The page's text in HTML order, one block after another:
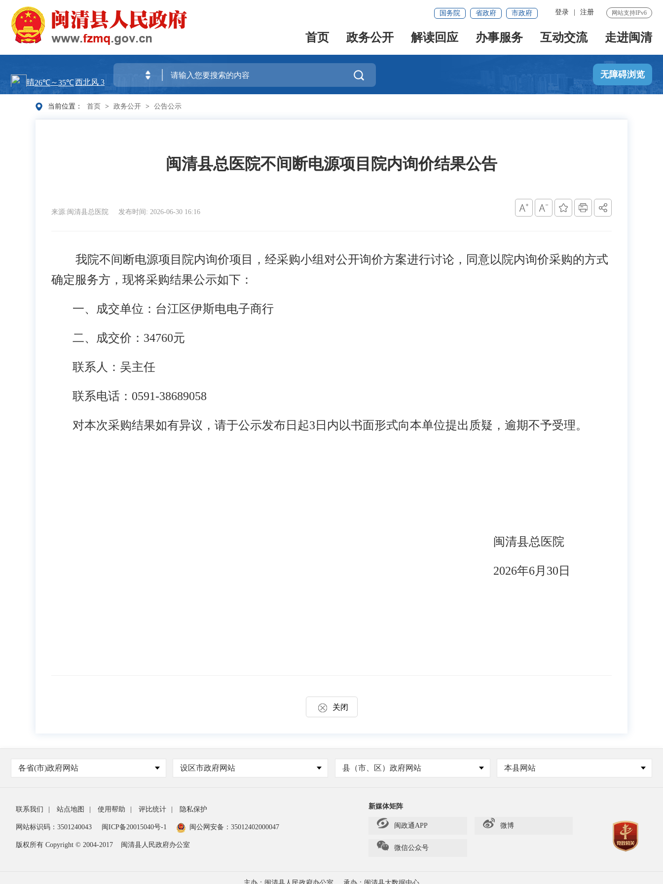
网站支持IPv6
登录 注册
国务院 省政府 市政府
首页 政务公开 解读回应 办事服务 互动交流 走进闽清
 无障碍浏览
当前位置： 首页 > 政务公开 > 公告公示
闽清县总医院不间断电源项目院内询价结果公告
来源:闽清县总医院 发布时间: 2026-06-30 16:16
我院不间断电源项目院内询价项目，经采购小组对公开询价方案进行讨论，同意以院内询价采购的方式
确定服务方，现将采购结果公示如下：
一、成交单位：台江区伊斯电电子商行
二、成交价： 34760元
联系人：吴主任
联系电话： 0591-38689058
对本次采购结果如有异议，请于公示发布日起3 日内以书面形式向本单位提出质疑，逾期不予受理。
闽清县总医院
2026年6月30日
关闭
各省(市)政府网站 设区市政府网站 县（市、区）政府网站 本县网站
联系我们 站点地图 使用帮助 评比统计 隐私保护
网站标识码：3501240043 闽ICP备20015040号-1 闽公网安备： 35012402000047
版权所有 Copyright © 2004-2017 闽清县人民政府办公室
新媒体矩阵
闽政通APP 微博
微信公众号